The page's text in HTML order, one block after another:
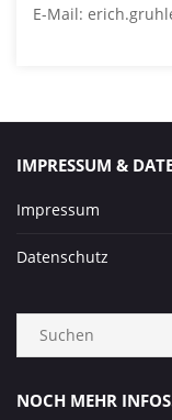
E-Mail:
IMPRESSUM &
Impressum
Datenschutz
Suchen:
NOCH MEHR